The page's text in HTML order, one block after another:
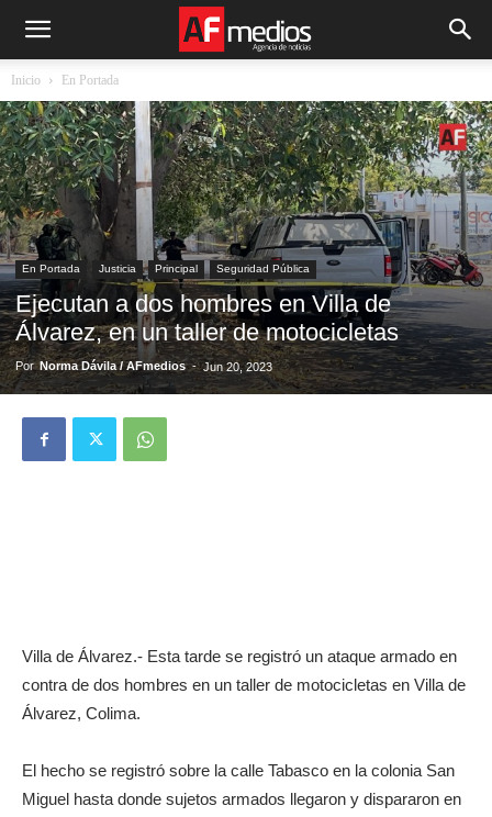
Inicio En Portada
En Portada Justicia Principal Seguridad Pública
Ejecutan a dos hombres en Villa de
Álvarez, en un taller de motocicletas
Por Norma Dávila / AFmedios - Jun 20, 2023
Villa de Álvarez.- Esta tarde se registró un ataque armado en
contra de dos hombres en un taller de motocicletas en Villa de
Álvarez, Colima.
El hecho se registró sobre la calle Tabasco en la colonia San
Miguel hasta donde sujetos armados llegaron y dispararon en